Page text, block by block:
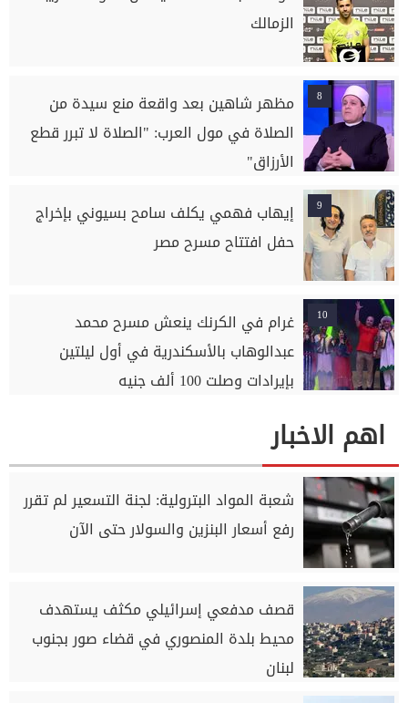
الزمالك
8
مظهر شاهين بعد واقعة منع سيدة من
الصلاة في مول العرب: "الصلاة لا تبرر قطع
الأرزاق"
9
إيهاب فهمي يكلف سامح بسيوني بإخراج
حفل افتتاح مسرح مصر
10
غرام في الكرنك ينعش مسرح محمد
عبدالوهاب بالأسكندرية في أول ليلتين
بإيرادات وصلت 100 ألف جنيه
اهم الاخبار
شعبة المواد البترولية: لجنة التسعير لم تقرر
رفع أسعار البنزين والسولار حتى الآن
قصف مدفعي إسرائيلي مكثف يستهدف
محيط بلدة المنصوري في قضاء صور بجنوب
لبنان